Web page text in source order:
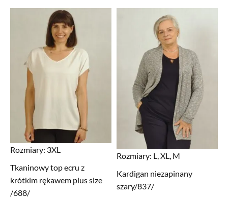
Rozmiary: 3XL
Tkaninowy top ecru z
krótkim rękawem plus size
/688/
Rozmiary: L, XL, M
Kardigan niezapinany
szary/837/